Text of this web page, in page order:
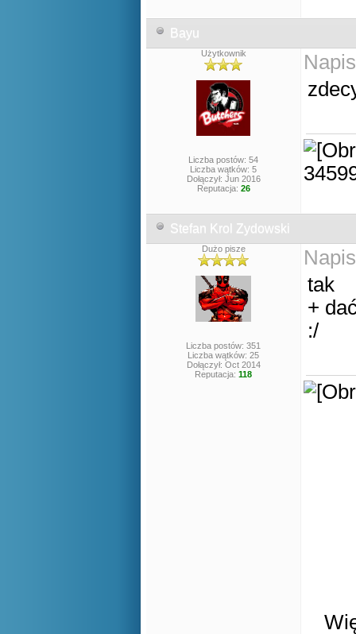
Bayu
Użytkownik
Liczba postów: 54
Liczba wątków: 5
Dołączył: Jun 2016
Reputacja: 26
Stefan Krol Zydowski
Dużo pisze
Liczba postów: 351
Liczba wątków: 25
Dołączył: Oct 2014
Reputacja: 118
tak
+
:/